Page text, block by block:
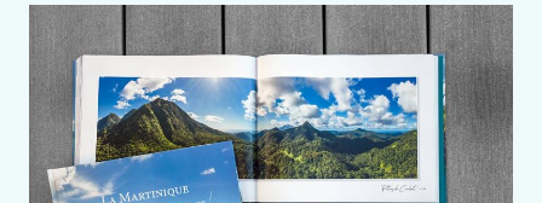
LA
CULTURE
PAYSANNE
DE
LA
MARTINIQUE